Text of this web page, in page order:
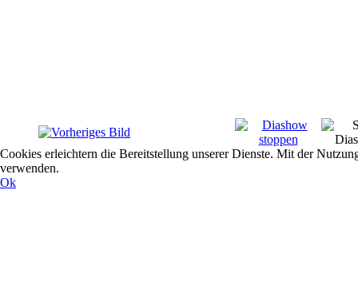
Cookies erleichtern die Bereitstellung unserer Dienste. Mit der
verwenden.
Ok